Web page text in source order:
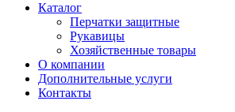
Каталог
Перчатки защитные
Рукавицы
Хозяйственные товары
О компании
Дополнительные услуги
Контакты